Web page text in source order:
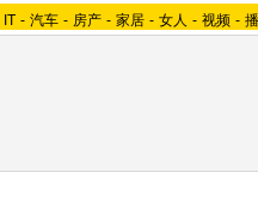
IT - 汽车 - 房产 - 家居 - 女人 - 视频 -